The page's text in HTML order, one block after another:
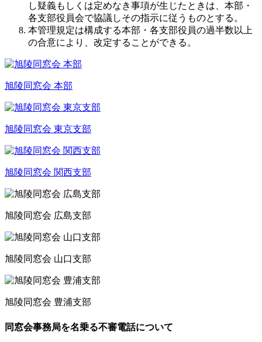
し疑義もしくは定めなき事項が生じたときは、本部・
各支部役員会で協議しその指示に従うものとする。
本管理規定は構成する本部・各支部役員の過半数以上
の合意により、改定することができる。
旭陵同窓会 本部
旭陵同窓会 東京支部
旭陵同窓会 関西支部
旭陵同窓会 広島支部
旭陵同窓会 山口支部
旭陵同窓会 豊浦支部
同窓会事務局を名乗る不審電話について